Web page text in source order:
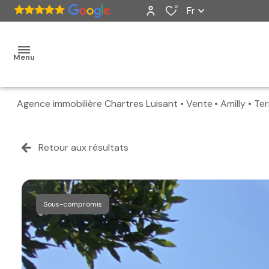
0 Fr
Menu
ventes
biens
vendus
estimation
alerte
Agence immobilière Chartres Luisant Vente Amilly
Retour aux résultats
Sous-compromis